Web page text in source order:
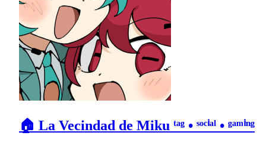
🏠 La Vecindad de Miku ᵗᵃᵍ • ˢᵒᶜⁱᵃˡ • ᵍᵃᵐⁱⁿᵍ